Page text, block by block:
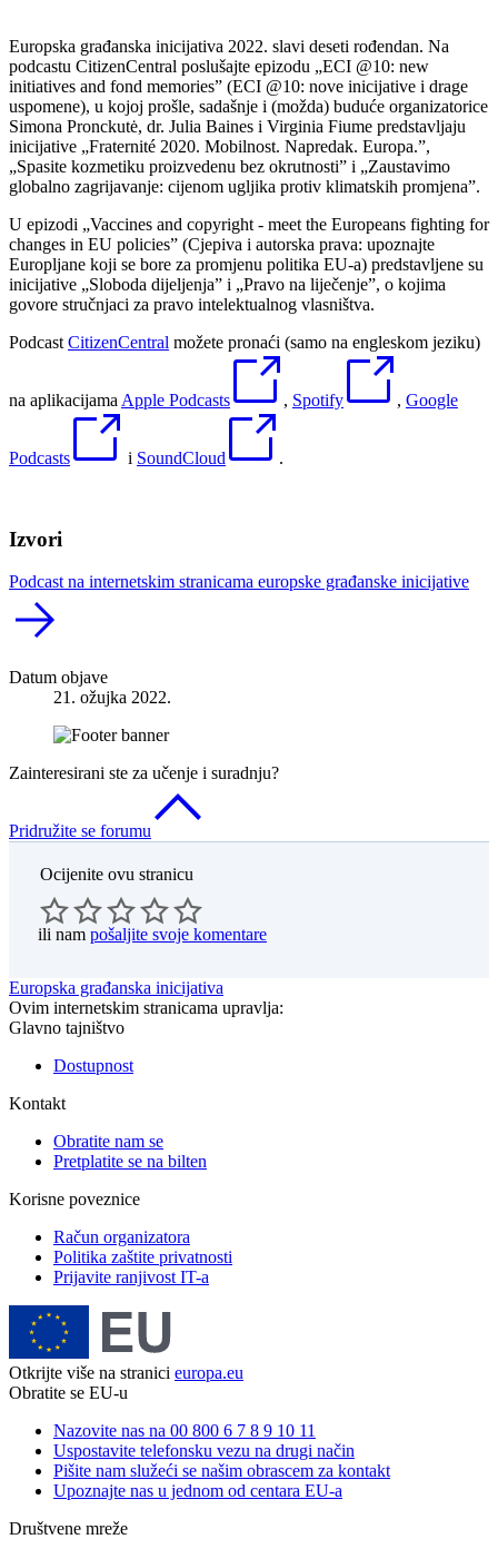
Europska građanska inicijativa 2022. slavi deseti rođendan. Na
podcastu CitizenCentral poslušajte epizodu „ECI @10: new
initiatives and fond memories” (ECI @10: nove inicijative i drage
uspomene), u kojoj prošle, sadašnje i (možda) buduće organizatorice
Simona Pronckutė, dr. Julia Baines i Virginia Fiume predstavljaju
inicijative „Fraternité 2020. Mobilnost. Napredak. Europa.”,
„Spasite kozmetiku proizvedenu bez okrutnosti” i „Zaustavimo
globalno zagrijavanje: cijenom ugljika protiv klimatskih promjena”.
U epizodi „Vaccines and copyright - meet the Europeans fighting for
changes in EU policies” (Cjepiva i autorska prava: upoznajte
Europljane koji se bore za promjenu politika EU-a) predstavljene su
inicijative „Sloboda dijeljenja” i „Pravo na liječenje”, o kojima
govore stručnjaci za pravo intelektualnog vlasništva.
Podcast CitizenCentral možete pronaći (samo na engleskom jeziku)
na aplikacijama Apple Podcasts , Spotify , Google
Podcasts i SoundCloud .
Izvori
Podcast na internetskim stranicama europske građanske inicijative
Datum objave
21. ožujka 2022.
Zainteresirani ste za učenje i suradnju?
Pridružite se forumu
Ocijenite ovu stranicu
ili nam pošaljite svoje komentare
Europska građanska inicijativa
Ovim internetskim stranicama upravlja:
Glavno tajništvo
Dostupnost
Kontakt
Obratite nam se
Pretplatite se na bilten
Korisne poveznice
Račun organizatora
Politika zaštite privatnosti
Prijavite ranjivost IT-a
Otkrijte više na stranici europa.eu
Obratite se EU-u
Nazovite nas na 00 800 6 7 8 9 10 11
Uspostavite telefonsku vezu na drugi način
Pišite nam služeći se našim obrascem za kontakt
Upoznajte nas u jednom od centara EU-a
Društvene mreže